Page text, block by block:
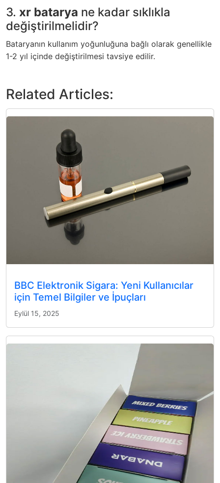
3. xr batarya ne kadar sıklıkla
değiştirilmelidir?
Bataryanın kullanım yoğunluğuna bağlı olarak genellikle
1-2 yıl içinde değiştirilmesi tavsiye edilir.
Related Articles:
BBC Elektronik Sigara: Yeni Kullanıcılar
için Temel Bilgiler ve İpuçları
Eylül 15, 2025